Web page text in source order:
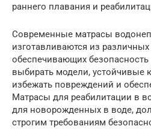
раннего плавания и
Современные матрасы
изготавливаются из
обеспечивающих
выбирать модели, устойчивые
избежать повреждений и
Матрасы для реабилитации в
для новорожденных в воде,
строгим требованиям